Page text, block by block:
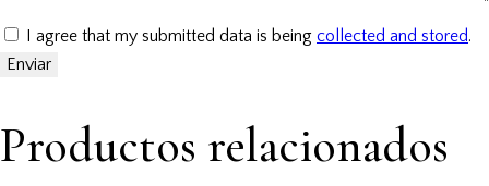
I agree that my submitted data is being collected and stored.
Productos relacionados